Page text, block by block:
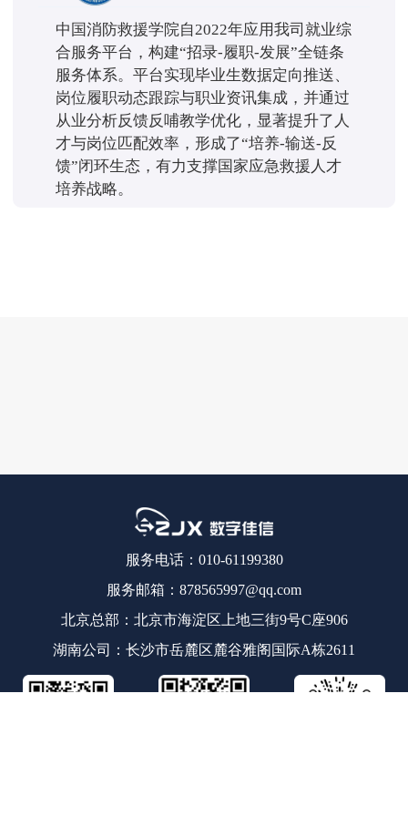
中国消防救援学院自2022年应用我司就业综
合服务平台，构建“招录-履职-发展”全链条
服务体系。平台实现毕业生数据定向推送、
岗位履职动态跟踪与职业资讯集成，并通过
从业分析反馈反哺教学优化，显著提升了人
才与岗位匹配效率，形成了“培养-输送-反
馈”闭环生态，有力支撑国家应急救援人才
培养战略。
服务电话：010-61199380
服务邮箱：878565997@qq.com
北京总部：北京市海淀区上地三街9号C座906
湖南公司：长沙市岳麓区麓谷雅阁国际A栋2611